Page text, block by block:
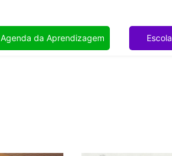
Agenda da Aprendizagem